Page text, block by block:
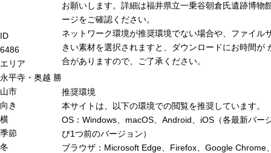
ID
6486
エリア
永平寺・奥越 勝
山市
向き
横
季節
冬
お願いします。詳細は福井県立一乗谷朝倉氏遺跡博物
ージをご確認ください。
ネットワーク環境が推奨環境でない場合や、ファイル
きい素材を選択されますと、ダウンロードにお時間が
合がありますので、ご了承ください。
推奨環境
本サイトは、以下の環境での閲覧を推奨しています。
OS：Windows、macOS、Android、iOS（各最新バー
び1つ前のバージョン）
ブラウザ：Microsoft Edge、Firefox、Google Chrome